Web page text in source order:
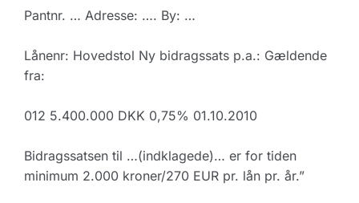
Pantnr. … Adresse: …. By: …
Lånenr: Hovedstol Ny bidragssats p.a.: Gældende
fra:
012 5.400.000 DKK 0,75% 01.10.2010
Bidragssatsen til …(indklagede)… er for tiden
minimum 2.000 kroner/270 EUR pr. lån pr. år.”